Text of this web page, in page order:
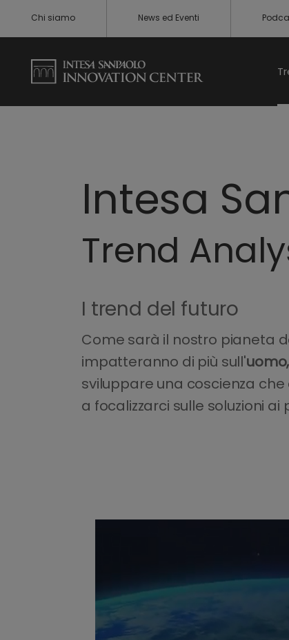
Chi siamo News ed Eventi
Intesa
Trend
I trend del futuro
Come sarà il nostro pianeta
impatteranno di più sull'
sviluppare una coscienza
a focalizzarci sulle soluzioni